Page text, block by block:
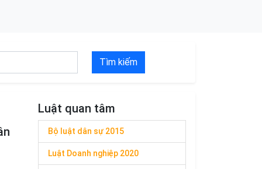
Tìm kiếm
Luật quan tâm
Bộ luật dân sự 2015
Luật Doanh nghiệp 2020